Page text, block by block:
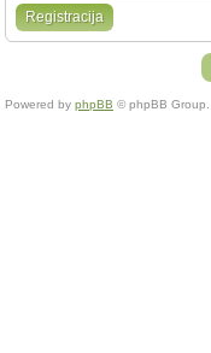
Registracija
Powered by phpBB © phpBB Group.